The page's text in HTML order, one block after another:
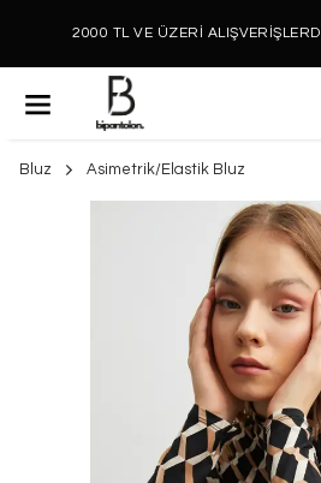
2000 TL VE ÜZERİ
Bluz Asimetrik/Elastik Bluz